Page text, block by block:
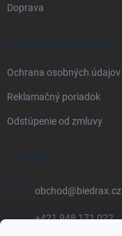
Doprava
PRÁVNE INFORMÁCIE
Ochrana osobných údajov
Reklamačný poriadok
Odstúpenie od zmluvy
KONTAKT
obchod@biedrax.cz
+421 948 171 022